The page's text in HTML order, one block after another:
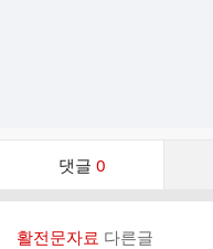
댓글 0
댓
활전문자료 다른글